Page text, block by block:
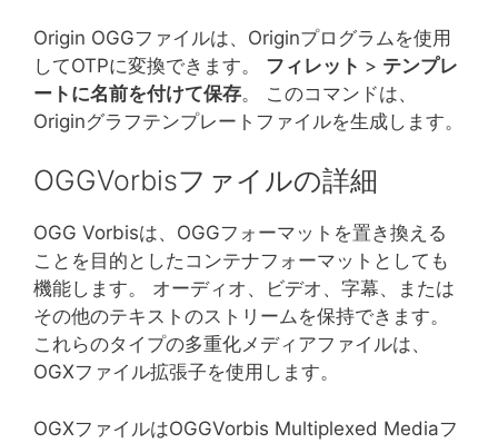
Origin OGGファイルは、Originプログラムを使用
してOTPに変換できます。 フィレット > テンプレ
ートに名前を付けて保存。 このコマンドは、
Originグラフテンプレートファイルを生成します。
OGGVorbisファイルの詳細
OGG Vorbisは、OGGフォーマットを置き換える
ことを目的としたコンテナフォーマットとしても
機能します。 オーディオ、ビデオ、字幕、または
その他のテキストのストリームを保持できます。
これらのタイプの多重化メディアファイルは、
OGXファイル拡張子を使用します。
OGXファイルはOGGVorbis Multiplexed Mediaフ